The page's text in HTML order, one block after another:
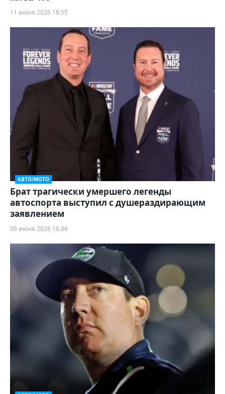
11 июня 2026 18:55
АВТО/МОТО
Брат трагически умершего легенды
автоспорта выступил с душераздирающим
заявлением
09 июня 2026 16:36